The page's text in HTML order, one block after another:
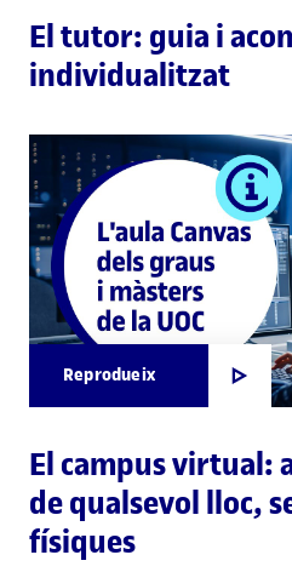
El tutor: guia i
individualitzat
Reprodueix
El campus virtual:
de qualsevol lloc,
físiques